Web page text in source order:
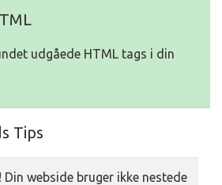
udgåede HTML tags i din
Tips
webside bruger ikke nestede